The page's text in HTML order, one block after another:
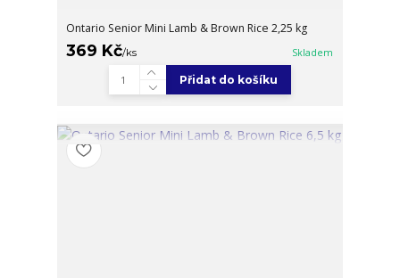
Ontario Senior Mini Lamb & Brown Rice 2,25 kg
369 Kč/ks Skladem
Přidat do košíku